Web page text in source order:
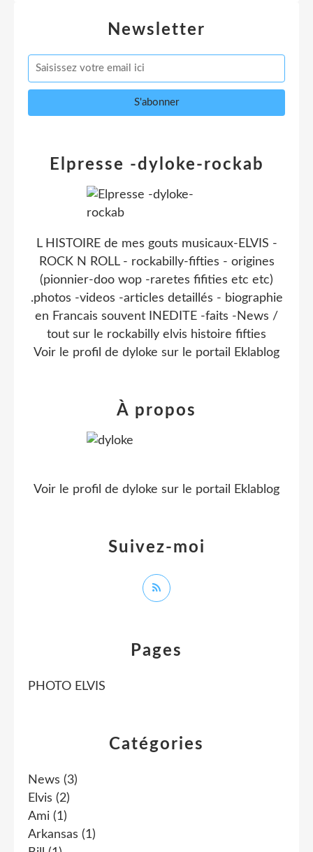
Newsletter
Catégories
News (3)
Elvis (2)
Ami (1)
Arkansas (1)
Pages
PHOTO ELVIS
Elpresse -dyloke-rockab
L HISTOIRE de mes gouts musicaux-ELVIS -
ROCK N ROLL - rockabilly-fifties - origines
(pionnier-doo wop -raretes fifities etc etc)
.photos -videos -articles detaillés - biographie
en Francais souvent INEDITE -faits -News /
tout sur le rockabilly elvis histoire fifties
Voir le profil de dyloke sur le portail Eklablog
Suivez-moi
À propos
Voir le profil de dyloke sur le portail Eklablog